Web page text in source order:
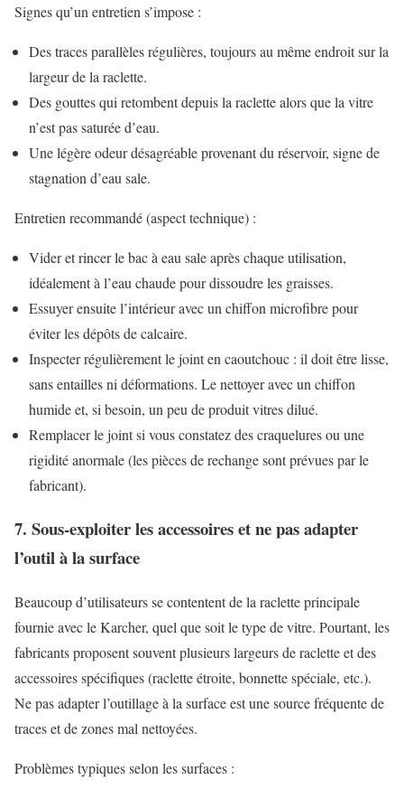
Signes qu’un entretien s’impose :
Des traces parallèles régulières, toujours au même endroit sur la
largeur de la raclette.
Des gouttes qui retombent depuis la raclette alors que la vitre
n’est pas saturée d’eau.
Une légère odeur désagréable provenant du réservoir, signe de
stagnation d’eau sale.
Entretien recommandé (aspect technique) :
Vider et rincer le bac à eau sale après chaque utilisation,
idéalement à l’eau chaude pour dissoudre les graisses.
Essuyer ensuite l’intérieur avec un chiffon microfibre pour
éviter les dépôts de calcaire.
Inspecter régulièrement le joint en caoutchouc : il doit être lisse,
sans entailles ni déformations. Le nettoyer avec un chiffon
humide et, si besoin, un peu de produit vitres dilué.
Remplacer le joint si vous constatez des craquelures ou une
rigidité anormale (les pièces de rechange sont prévues par le
fabricant).
7. Sous-exploiter les accessoires et ne pas adapter
l’outil à la surface
Beaucoup d’utilisateurs se contentent de la raclette principale
fournie avec le Karcher, quel que soit le type de vitre. Pourtant, les
fabricants proposent souvent plusieurs largeurs de raclette et des
accessoires spécifiques (raclette étroite, bonnette spéciale, etc.).
Ne pas adapter l’outillage à la surface est une source fréquente de
traces et de zones mal nettoyées.
Problèmes typiques selon les surfaces :